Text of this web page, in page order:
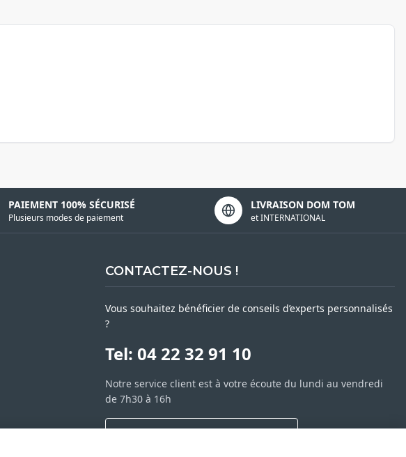
PAIEMENT 100% SÉCURISÉ
Plusieurs modes de paiement
LIVRAISON DOM TOM
et INTERNATIONAL
CONTACTEZ-NOUS !
Vous souhaitez bénéficier de conseils d’experts personnalisés
?
Tel: 04 22 32 91 10
Notre service client est à votre écoute du lundi au vendredi
de 7h30 à 16h
NOUS CONTACTER PAR MESSAGE